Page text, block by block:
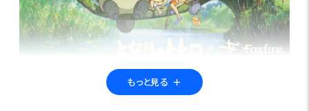
特集ページはこちら子供から大人まで誰もが大好きな「と
なりのトトロ」。トトロの世界観と、「自然への尊敬」「本物で
もっと見る ＋